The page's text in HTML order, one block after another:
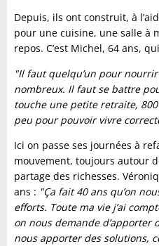
Depuis, ils ont construit, à
pour une cuisine, une salle à
repos. C’est Michel, 64 ans,
"Il faut quelqu’un pour
nombreux. Il faut se battre
touche une petite retraite,
peu pour pouvoir vivre
Ici on passe ses journées à
mouvement, toujours autour
partage des richesses.
ans : "Ça fait 40 ans qu’on
efforts. Toute ma vie j’ai
on nous demande d’apporter
nous apporter des solutions,